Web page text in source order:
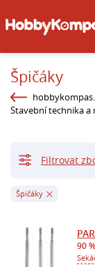
Špičáky
Stavební technika a
90 %
Filtrovat
Špičáky